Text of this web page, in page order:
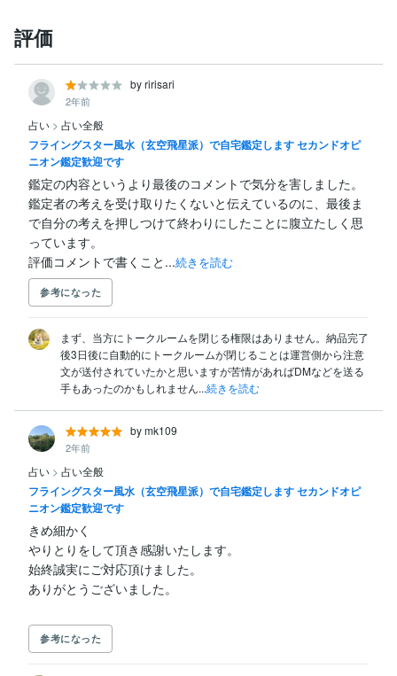
カーテン」でもなければ「財布の買い替え時期」でも
「お掃除」でも「ラッキーナンバー」でもありません
し、「北東、南西は一律に悪い」とするような理論は少
なくとも私が知る限り日本以外には存在しません。
飛星派風水）がどのようなものか体験していただけれ
ば。
なおそれらの理論についてはブログでもある程度の情
報は記載していますので見てみて頂ければ嬉しく思いま
す。あなたの生活に良い影響を与えることができたらと
ても嬉しく思います。
評価
by ririsari
2年前
占い > 占い全般
フライングスター風水（玄空飛星派）で自宅鑑定します セカンドオピ
ニオン鑑定歓迎です
鑑定の内容というより最後のコメントで気分を害しました。
鑑定者の考えを受け取りたくないと伝えているのに、最後ま
で自分の考えを押しつけて終わりにしたことに腹立たしく思
っています。
評価コメントで書くこと...続きを読む
参考になった
まず、当方にトークルームを閉じる権限はありません。納品完了
後3日後に自動的にトークルームが閉じることは運営側から注意
文が送付されていたかと思いますが苦情があればDMなどを送る
手もあったのかもしれません...続きを読む
by mk109
2年前
占い > 占い全般
フライングスター風水（玄空飛星派）で自宅鑑定します セカンドオピ
ニオン鑑定歓迎です
きめ細かく
やりとりをして頂き感謝いたします。
始終誠実にご対応頂けました。
参考になった